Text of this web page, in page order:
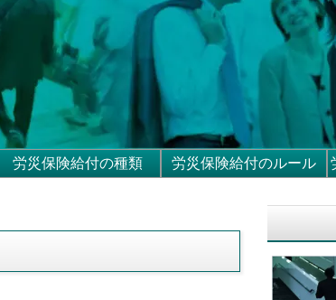
労災保険給付の種類 労災保険給付のルール